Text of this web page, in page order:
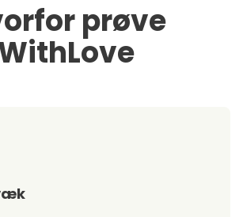
prøve